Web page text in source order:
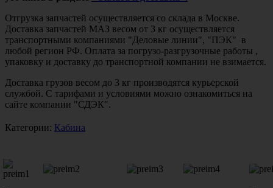
Отгрузка запчастей осуществляется со склада в Москве.
Доставка запчастей МАЗ весом от 3 кг осуществляется
транспортными компаниями "Деловые линии", "ПЭК" в
любой регион РФ. Оплата за погрузо-разгрузочные работы ,
упаковку и доставку до транспортной компании не взимается.
Доставка грузов весом до 3 кг производятся курьерской
службой. С тарифами и условиями можно ознакомиться на
сайте компании "СДЭК".
Категории: Кабина